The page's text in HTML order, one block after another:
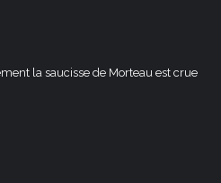
la saucisse de Morteau est crue